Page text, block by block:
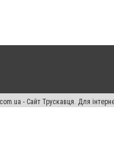
- Сайт Трускавця. Для